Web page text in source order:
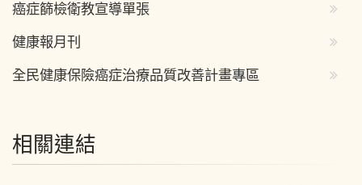
癌症篩檢衛教宣導單張
健康報月刊
全民健康保險癌症治療品質改善計畫專區
相關連結